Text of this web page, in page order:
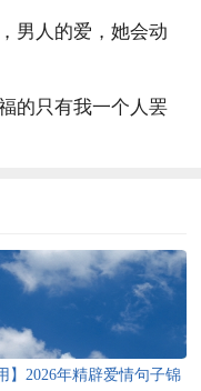
男人的爱，她会动
的只有我一个人罢
】2026年精辟爱情句子锦